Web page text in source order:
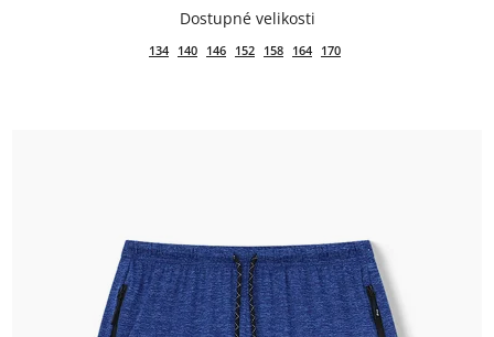
134 140 146 152 158 164 170